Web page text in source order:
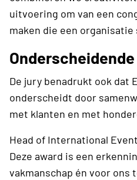
uitvoering om van een
maken die een organisatie
De jury benadrukt ook dat
onderscheidt door
met klanten en met
Head of International
Deze award is een
vakmanschap én voor ons